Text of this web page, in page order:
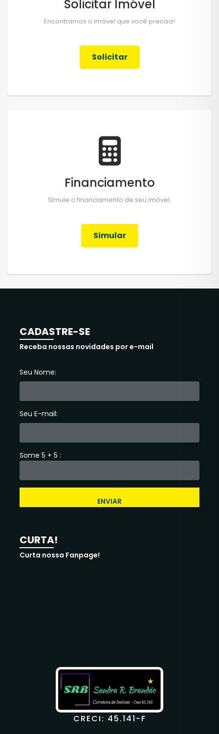
Solicitar Imóvel
Encontramos o imóvel que você precisa!
Solicitar
Financiamento
Simule o financiamento de seu imóvel.
Simular
CADASTRE-SE
Receba nossas novidades por e-mail
Seu Nome:
Seu E-mail:
Some 5 + 5 :
ENVIAR
CURTA!
Curta nossa Fanpage!
CRECI: 45.141-F